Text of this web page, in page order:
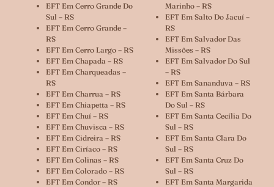
EFT Em Cerro Grande Do
Sul – RS
EFT Em Cerro Grande –
RS
EFT Em Cerro Largo – RS
EFT Em Chapada – RS
EFT Em Charqueadas –
RS
EFT Em Charrua – RS
EFT Em Chiapetta – RS
EFT Em Chuí – RS
EFT Em Chuvisca – RS
EFT Em Cidreira – RS
EFT Em Ciríaco – RS
EFT Em Colinas – RS
EFT Em Colorado – RS
EFT Em Condor – RS
Marinho – RS
EFT Em Salto Do Jacuí –
RS
EFT Em Salvador Das
Missões – RS
EFT Em Salvador Do Sul
– RS
EFT Em Sananduva – RS
EFT Em Santa Bárbara
Do Sul – RS
EFT Em Santa Cecília Do
Sul – RS
EFT Em Santa Clara Do
Sul – RS
EFT Em Santa Cruz Do
Sul – RS
EFT Em Santa Margarida